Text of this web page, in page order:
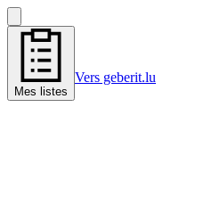
Mes listes
Vers geberit.lu